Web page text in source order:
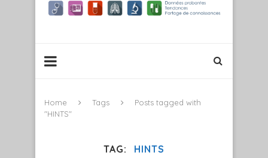
Home Tags
Posts tagged with
"HINTS"
TAG HINTS